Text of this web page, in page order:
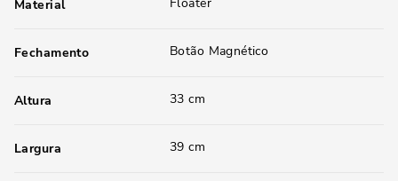
Material
Fechamento Botão Magnético
Altura 33 cm
Largura 39 cm